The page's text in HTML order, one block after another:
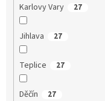
Karlovy Vary 27
Jihlava 27
Teplice 27
Děčín 27